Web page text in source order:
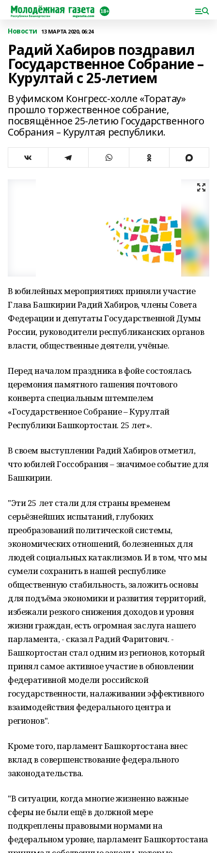
Новости 13 МАРТА 2020, 06:24
Радий Хабиров поздравил
Государственное Собрание –
Курултай с 25-летием
В уфимском Конгресс-холле «Торатау»
прошло торжественное собрание,
посвящённое 25-летию Государственного
Собрания – Курултая республики.
В юбилейных мероприятиях приняли участие
Глава Башкирии Радий Хабиров, члены Совета
Федерации и депутаты Государственной Думы
России, руководители республиканских органов
власти, общественные деятели, учёные.
Перед началом праздника в фойе состоялась
церемония памятного гашения почтового
конверта специальным штемпелем
«Государственное Собрание – Курултай
Республики Башкортостан. 25 лет».
В своем выступлении Радий Хабиров отметил,
что юбилей Госсобрания – значимое событие для
Башкирии.
"Эти 25 лет стали для страны временем
серьёзнейших испытаний, глубоких
преобразований политической системы,
экономических отношений, болезненных для
людей социальных катаклизмов. И в том, что мы
сумели сохранить в нашей республике
общественную стабильность, заложить основы
для подъёма экономики и развития территорий,
избежали резкого снижения доходов и уровня
жизни граждан, есть огромная заслуга нашего
парламента, - сказал Радий Фаритович. -
Башкортостан стал одним из регионов, который
принял самое активное участие в обновлении
федеративной модели российской
государственности, налаживании эффективного
взаимодействия федерального центра и
регионов".
Кроме того, парламент Башкортостана внес
вклад в совершенствование федерального
законодательства.
"В ситуации, когда многие жизненно важные
сферы не были ещё в должной мере
подкреплены правовыми нормами на
федеральном уровне, парламент Башкортостана